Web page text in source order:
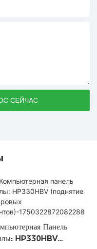
СЕЙЧАС
Панель
HP330HBV